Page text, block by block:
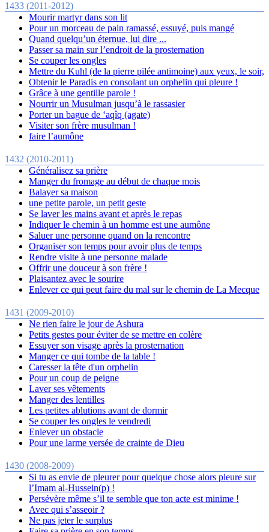
1433 (2011-2012)
Mourir martyr dans son lit
Pour un morceau de pain ramassé, essuyé, puis mangé
Quand quelqu’un éternue, lui dire ...
Passer sa main sur l’endroit de la prosternation
Se couper les ongles
Mettre du Kuhl (de la pierre pilée antimoine) aux yeux, le soir,
Obtenir le Paradis en consolant un orphelin qui pleure !
Grâce à une gentille parole !
Nourrir un Musulman jusqu’à le rassasier
Porter un bague de ‘aqîq (agate)
Visiter son frère musulman !
faire l’aumône
1432 (2010-2011)
Généralisez sa prière
Manger du fromage au début de chaque mois
Balayer sa maison
une petite parole, un petit geste
Se laver les mains avant et après le repas
Indiquer le chemin à un homme est une aumône
Saluer une personne quand on la rencontre
Organiser son temps pour avoir plus de temps
Rendre visite à une personne malade
Offrir une douceur à son frère !
Plaisantez avec le sourire
Enlever ce qui peut faire du mal sur le chemin de La Mecque
1431 (2009-2010)
Ne rien faire le jour de Ashura
Petits gestes pour éviter de se mettre en colère
Essuyer son visage après la prosternation
Manger ce qui tombe de la table !
Caresser la tête d'un orphelin
Pour un coup de peigne
Laver ses vêtements
Manger des lentilles
Les petites ablutions avant de dormir
Se couper les ongles le vendredi
Enlever un obstacle
Pour une larme versée de crainte de Dieu
1430 (2008-2009)
Si tu as envie de pleurer pour quelque chose alors pleure sur
l’Imam al-Hussein(p) !
Persévère même s’il te semble que ton acte est minime !
Avec qui s’asseoir ?
Ne pas jeter le surplus